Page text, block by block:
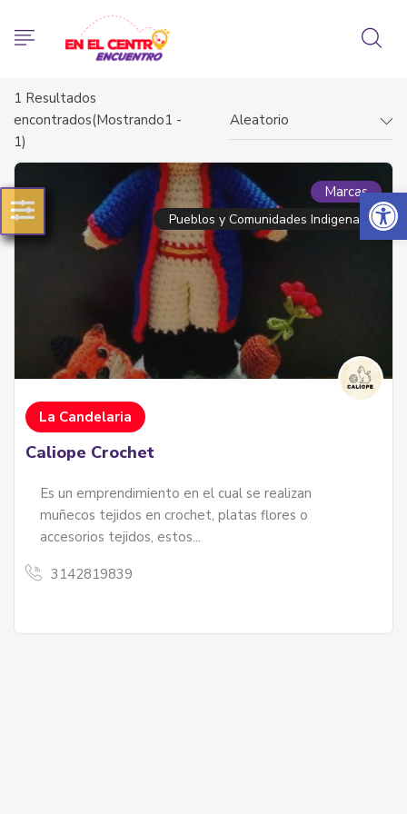
Abrir
1 Resultados
encontrados(Mostrando1 -
1)
Aleatorio
Marcas
Pueblos y Comunidades Indigenas
La Candelaria
Caliope Crochet
Es un emprendimiento en el cual se realizan
muñecos tejidos en crochet, platas flores o
accesorios tejidos, estos...
3142819839